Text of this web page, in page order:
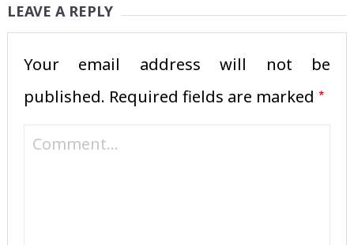
LEAVE A REPLY
Your email address will not be
published. Required fields are marked *